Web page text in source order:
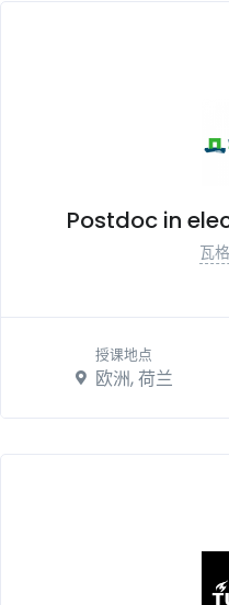
Postdoc in
瓦
授课地点
欧洲, 荷兰